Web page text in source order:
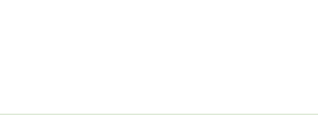
mit der Drohne